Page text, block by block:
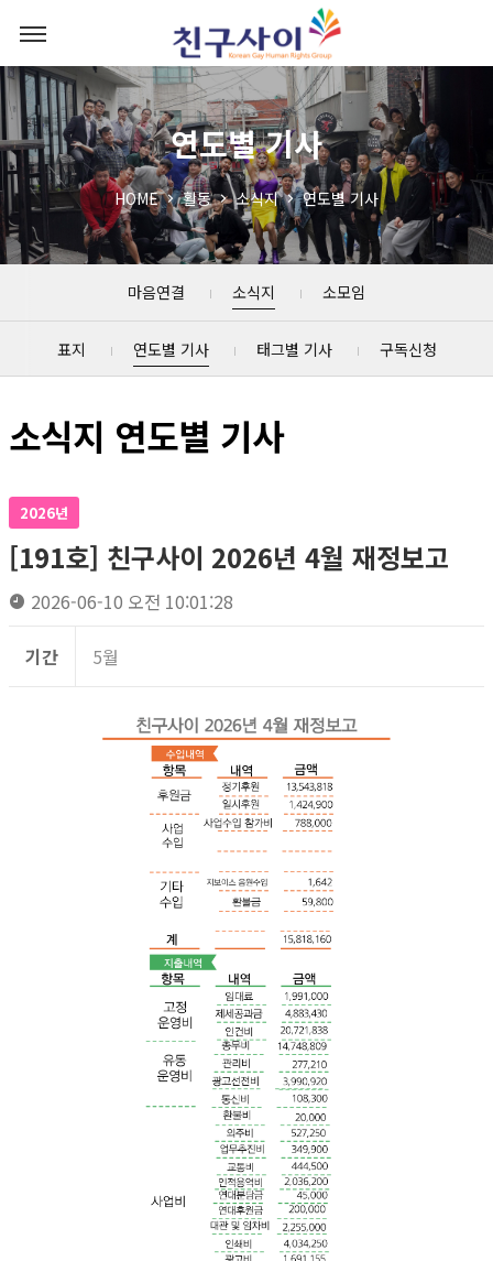
연도별 기사
HOME 활동 소식지 연도별 기사
마음연결 소식지 소모임
표지 연도별 기사 태그별 기사 구독신청
소식지 연도별 기사
2026년
[191호] 친구사이 2026년 4월 재정보고
2026-06-10 오전 10:01:28
기간 5월